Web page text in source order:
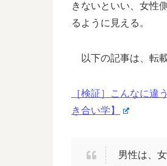
きないといい、女性
るように見える。
以下の記事は、転
［検証］こんなに違
き合い学】
男性は、女